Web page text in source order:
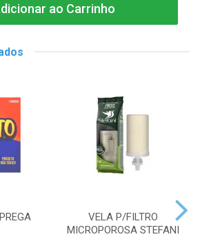
ao Carrinho
VELA P/FILTRO
MICROPOROSA STEFANI